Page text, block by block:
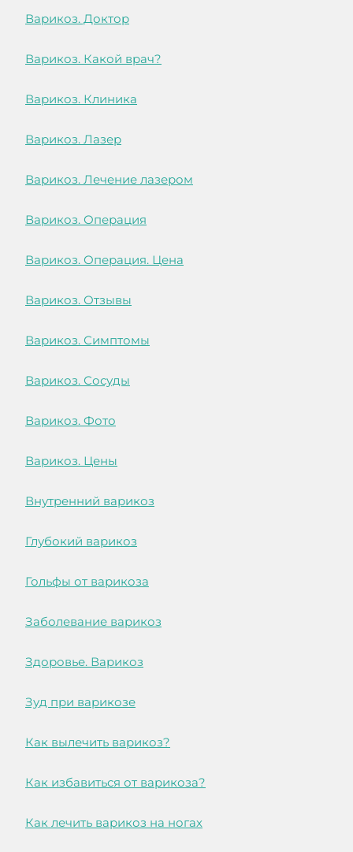
Варикоз. Доктор
Варикоз. Какой врач?
Варикоз. Клиника
Варикоз. Лазер
Варикоз. Лечение лазером
Варикоз. Операция
Варикоз. Операция. Цена
Варикоз. Отзывы
Варикоз. Симптомы
Варикоз. Сосуды
Варикоз. Фото
Варикоз. Цены
Внутренний варикоз
Глубокий варикоз
Гольфы от варикоза
Заболевание варикоз
Здоровье. Варикоз
Зуд при варикозе
Как вылечить варикоз?
Как избавиться от варикоза?
Как лечить варикоз на ногах